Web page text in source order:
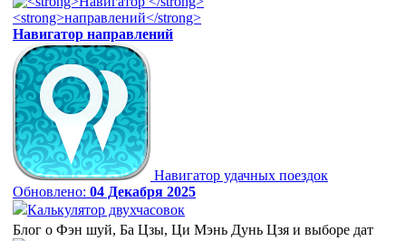
Навигатор направлений
Навигатор удачных поездок
Обновлено: 04 Декабря 2025
Калькулятор двухчасовок
Блог о Фэн шуй, Ба Цзы, Ци Мэнь Дунь Цзя и выборе дат